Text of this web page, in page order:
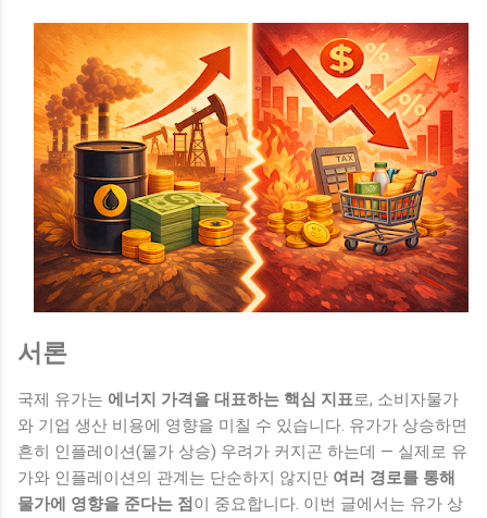
서론
국제 유가는 에너지 가격을 대표하는 핵심 지표로, 소비자물가
와 기업 생산 비용에 영향을 미칠 수 있습니다. 유가가 상승하면
흔히 인플레이션(물가 상승) 우려가 커지곤 하는데 — 실제로 유
가와 인플레이션의 관계는 단순하지 않지만 여러 경로를 통해
물가에 영향을 준다는 점 이 중요합니다. 이번 글에서는 유가 상